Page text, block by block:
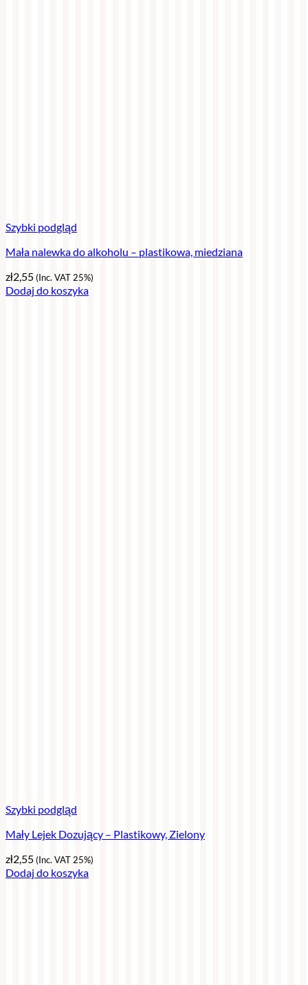
Szybki podgląd
Mała nalewka do alkoholu – plastikowa, miedziana
zł2,55(Inc. VAT 25%)
Dodaj do koszyka
Szybki podgląd
Mały Lejek Dozujący – Plastikowy, Zielony
zł2,55(Inc. VAT 25%)
Dodaj do koszyka